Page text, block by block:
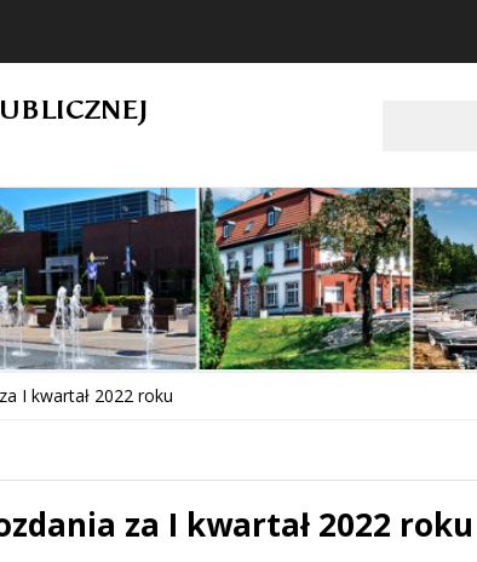
I kwartał 2022 roku
za I kwartał 2022 roku